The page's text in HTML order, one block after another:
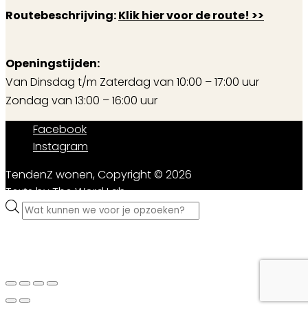
in de showroom
Routebeschrijving:Klik hier voor de route! >>
Openingstijden:
Van Dinsdag t/m Zaterdag van 10:00 – 17:00 uur
Zondag van 13:00 – 16:00 uur
Facebook
Instagram
TendenZ wonen, Copyright © 2026
Texts byThe Word Lab
Producten
zoeken